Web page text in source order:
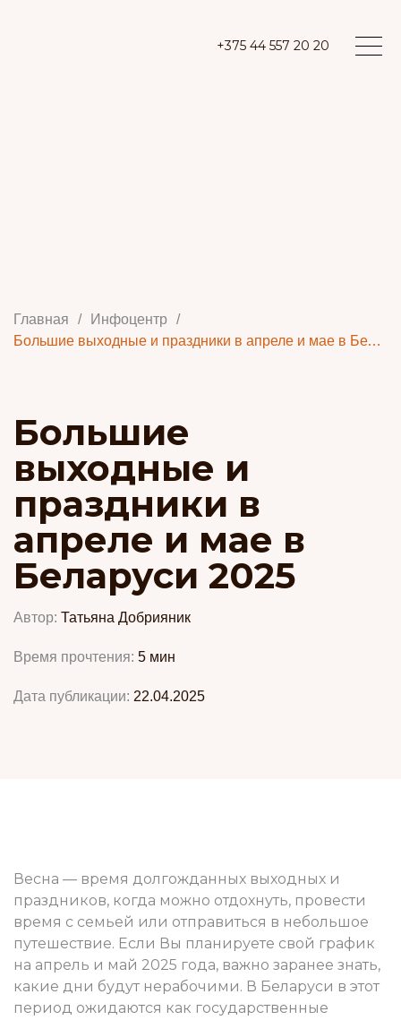
+375 44 557 20 20
Главная / Инфоцентр /
Большие выходные и праздники в апреле и мае в Беларуси 2025
Большие
выходные и
праздники в
апреле и мае в
Беларуси 2025
Автор: Татьяна Добрияник
Время прочтения: 5 мин
Дата публикации: 22.04.2025
Весна — время долгожданных выходных и
праздников, когда можно отдохнуть, провести
время с семьей или отправиться в небольшое
путешествие. Если Вы планируете свой график
на апрель и май 2025 года, важно заранее знать,
какие дни будут нерабочими. В Беларуси в этот
период ожидаются как государственные